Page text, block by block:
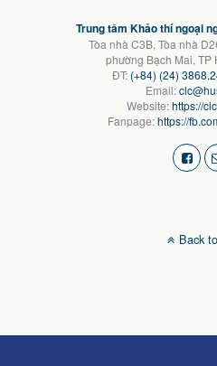
Trung tâm Khảo thí ngoại
Tòa nhà C3B, Tòa nhà
phường Bạch Mai, TP
ĐT: (+84) (24)
Email:
Website:https://
Fanpage:https://
Back